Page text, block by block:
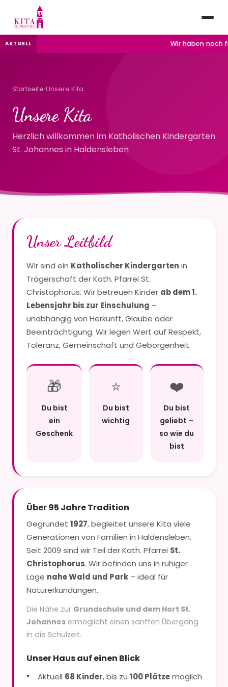
AKTUELL Wir haben noch
Startseite›Unsere Kita
Unsere Kita
Herzlich willkommen im Katholischen Kindergarten
St. Johannes in Haldensleben
Unser Leitbild
Wir sind ein Katholischer Kindergarten in
Trägerschaft der Kath. Pfarrei St.
Christophorus. Wir betreuen Kinder ab dem 1.
Lebensjahr bis zur Einschulung –
unabhängig von Herkunft, Glaube oder
Beeinträchtigung. Wir legen Wert auf Respekt,
Toleranz, Gemeinschaft und Geborgenheit.
🎁
Du bist
ein
Geschenk
⭐
Du bist
wichtig
❤️
Du bist
geliebt –
so wie du
bist
Über 95 Jahre Tradition
Gegründet 1927, begleitet unsere Kita viele
Generationen von Familien in Haldensleben.
Seit 2009 sind wir Teil der Kath. Pfarrei St.
Christophorus. Wir befinden uns in ruhiger
Lage nahe Wald und Park – ideal für
Naturerkundungen.
Die Nähe zur Grundschule und dem Hort St.
Johannes ermöglicht einen sanften Übergang
in die Schulzeit.
Unser Haus auf einen Blick
Aktuell 68 Kinder, bis zu 100 Plätzemöglich